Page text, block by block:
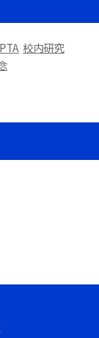
PTA 校内研究